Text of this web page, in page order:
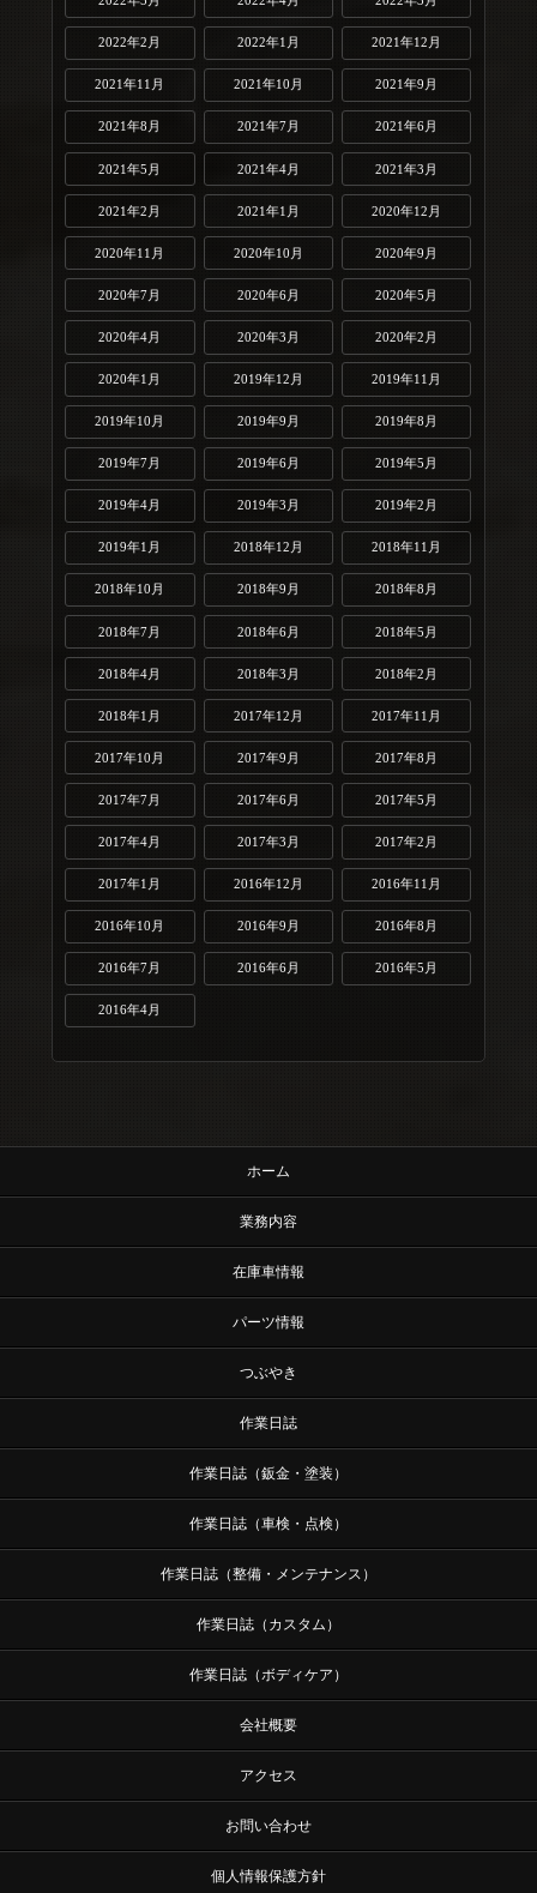
2022年2月 2022年1月 2021年12月
2021年11月 2021年10月 2021年9月
2021年8月 2021年7月 2021年6月
2021年5月 2021年4月 2021年3月
2021年2月 2021年1月 2020年12月
2020年11月 2020年10月 2020年9月
2020年7月 2020年6月 2020年5月
2020年4月 2020年3月 2020年2月
2020年1月 2019年12月 2019年11月
2019年10月 2019年9月 2019年8月
2019年7月 2019年6月 2019年5月
2019年4月 2019年3月 2019年2月
2019年1月 2018年12月 2018年11月
2018年10月 2018年9月 2018年8月
2018年7月 2018年6月 2018年5月
2018年4月 2018年3月 2018年2月
2018年1月 2017年12月 2017年11月
2017年10月 2017年9月 2017年8月
2017年7月 2017年6月 2017年5月
2017年4月 2017年3月 2017年2月
2017年1月 2016年12月 2016年11月
2016年10月 2016年9月 2016年8月
2016年7月 2016年6月 2016年5月
2016年4月
ホーム
業務内容
在庫車情報
パーツ情報
つぶやき
作業日誌
作業日誌（鈑金・塗装）
作業日誌（車検・点検）
作業日誌（整備・メンテナンス）
作業日誌（カスタム）
作業日誌（ボディケア）
会社概要
アクセス
お問い合わせ
個人情報保護方針